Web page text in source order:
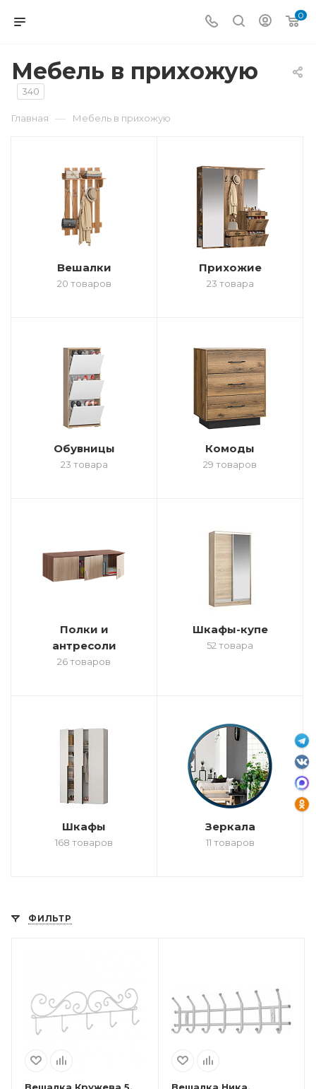
0
Мебель в прихожую
340
Главная — Мебель в прихожую
Вешалки
20 товаров
Прихожие
23 товара
Обувницы
23 товара
Комоды
29 товаров
Полки и
антресоли
26 товаров
Шкафы-купе
52 товара
Шкафы
168 товаров
Зеркала
11 товаров
ФИЛЬТР
Вешалка Кружева 5,
Вешалка Ника,